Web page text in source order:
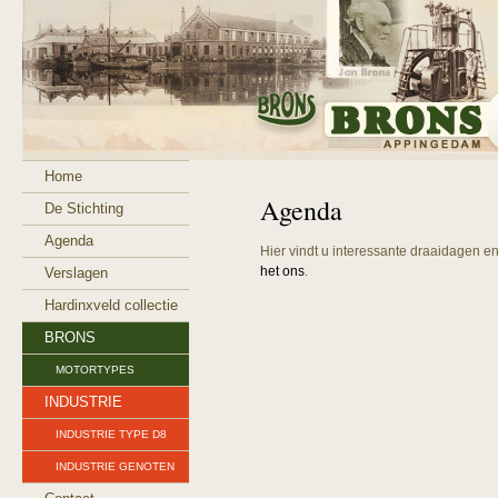
Agenda
Hier vindt u interessante draaidagen
het ons.
Home
De Stichting
Agenda
Verslagen
Hardinxveld collectie
BRONS
MOTORTYPES
INDUSTRIE
INDUSTRIE TYPE D8
INDUSTRIE GENOTEN